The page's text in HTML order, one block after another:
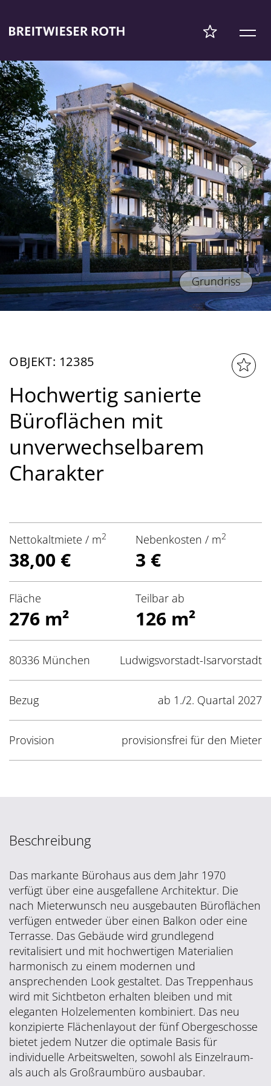
Grundriss
OBJEKT: 12385
Hochwertig sanierte
Büroflächen mit
unverwechselbarem
Charakter
Nettokaltmiete / m2
38,00 €
Nebenkosten / m2
3 €
Fläche
276 m²
Teilbar ab
126 m²
80336 München Ludwigsvorstadt-Isarvorstadt
Bezug ab 1./2. Quartal 2027
Provision provisionsfrei für den Mieter
Beschreibung
Das markante Bürohaus aus dem Jahr 1970
verfügt über eine ausgefallene Architektur. Die
nach Mieterwunsch neu ausgebauten Büroflächen
verfügen entweder über einen Balkon oder eine
Terrasse. Das Gebäude wird grundlegend
revitalisiert und mit hochwertigen Materialien
harmonisch zu einem modernen und
ansprechenden Look gestaltet. Das Treppenhaus
wird mit Sichtbeton erhalten bleiben und mit
eleganten Holzelementen kombiniert. Das neu
konzipierte Flächenlayout der fünf Obergeschosse
bietet jedem Nutzer die optimale Basis für
individuelle Arbeitswelten, sowohl als Einzelraum-
als auch als Großraumbüro ausbaubar.